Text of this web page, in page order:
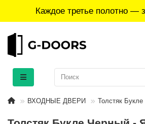
Каждое третье полотно —
ВХОДНЫЕ ДВЕРИ Толстяк